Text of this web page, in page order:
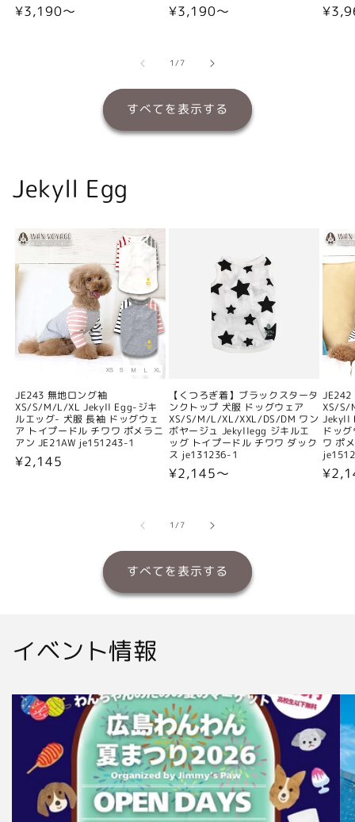
通
¥3,190〜
通
格
¥3,190〜
通
1/の
7
すべてを表示する
Jekyll Egg
JE243 無地ロング袖
XS/S/M/L/XL Jekyll Egg-ジキ
ルエッグ- 犬服 長袖 ドッグウェ
ア トイプードル チワワ ポメラニ
アン JE21AW je151243-1
通
¥2,145
【くつろぎ着】ブラックスタータ
ンクトップ 犬服 ドッグウェア
XS/S/M/L/XL/XXL/DS/DM ワン
ボヤージュ Jekyllegg ジキルエ
ッグ トイプードル チワワ ダック
ス je131236-1
通
格
¥2,145〜
JE242
XS/S/
Jekyll
ドッ
ワ ポ
通
1/の
7
すべてを表示する
イベント情報